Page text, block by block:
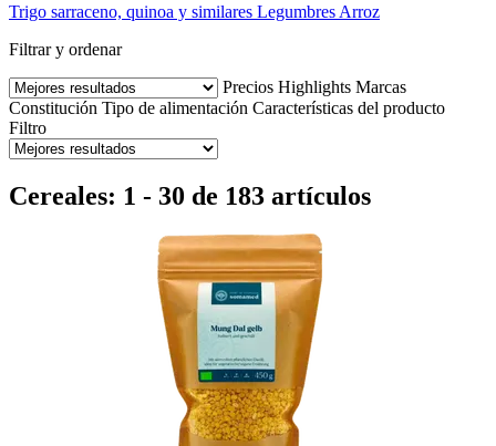
Trigo sarraceno, quinoa y similares Legumbres Arroz
Filtrar y ordenar
Precios Highlights Marcas
Constitución Tipo de alimentación Características del producto
Filtro
Cereales: 1 - 30 de 183 artículos